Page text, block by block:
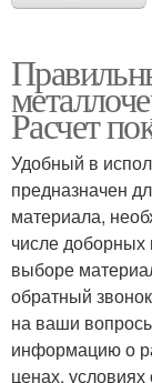
Расчет
Удобный в
предназначен
материала,
числе
выборе
обратный
на ваши
информацию о
ценах,